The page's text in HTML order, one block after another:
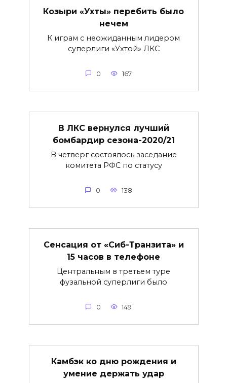
Козыри «Ухты» перебить было
нечем
К играм с неожиданным лидером
суперлиги «Ухтой» ЛКС
0 167
В ЛКС вернулся лучший
бомбардир сезона-2020/21
В четверг состоялось заседание
комитета РФС по статусу
0 138
Сенсация от «Сиб-Транзита» и
15 часов в телефоне
Центральным в третьем туре
фузальной суперлиги было
0 149
Камбэк ко дню рождения и
умение держать удар